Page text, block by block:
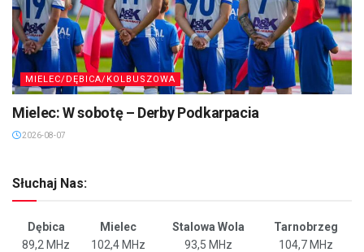
MIELEC/DĘBICA/KOLBUSZOWA
Mielec: W sobotę – Derby Podkarpacia
2026-08-07
Słuchaj Nas:
Dębica Mielec Stalowa Wola
Tarnobrzeg
89,2 MHz
102,4 MHz 93,5 MHz 104,7 MHz